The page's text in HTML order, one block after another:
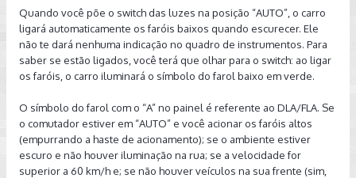
Quando você põe o switch das luzes na posição “AUTO”, o carro
ligará automaticamente os faróis baixos quando escurecer. Ele
não te dará nenhuma indicação no quadro de instrumentos. Para
saber se estão ligados, você terá que olhar para o switch: ao ligar
os faróis, o carro iluminará o símbolo do farol baixo em verde.
O símbolo do farol com o “A” no painel é referente ao DLA/FLA. Se
o comutador estiver em “AUTO” e você acionar os faróis altos
(empurrando a haste de acionamento); se o ambiente estiver
escuro e não houver iluminação na rua; se a velocidade for
superior a 60 km/h e; se não houver veículos na sua frente (sim,